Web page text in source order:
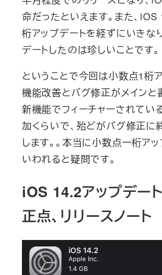
命だったといえます。また、
桁アップデートを経ずにいきな
デートしたのは珍しいことです。
ということで今回は小数点1桁ア
機能改善とバグ修正がメインと
新機能でフィーチャーされてい
加くらいで、殆どがバグ修正に
します。。本当に小数点一桁ア
いわれると疑問です。
iOS 14.2アップデー
正点、リリースノート